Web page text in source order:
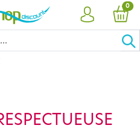
ACCOUNT
0